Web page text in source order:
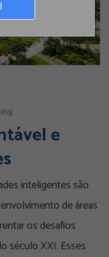
e
inteligentes são
de áreas
os desafios
século XXI. Esses